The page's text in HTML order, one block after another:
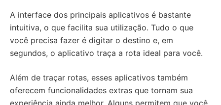
A interface dos principais aplicativos é bastante
intuitiva, o que facilita sua utilização. Tudo o que
você precisa fazer é digitar o destino e, em
segundos, o aplicativo traça a rota ideal para você.
Além de traçar rotas, esses aplicativos também
oferecem funcionalidades extras que tornam sua
experiência ainda melhor. Alguns permitem que você